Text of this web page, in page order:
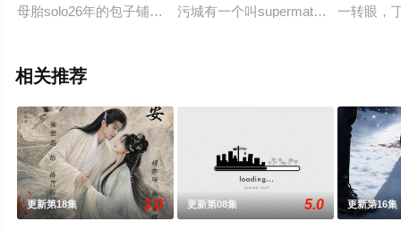
母胎solo26年的包子铺老板娘严小咪，为了追求青梅竹马的男
污城有一个叫supermate事务所的组
一转眼，
相关推荐
更新第18集 3.0 更新第08集 5.0 更新第16集